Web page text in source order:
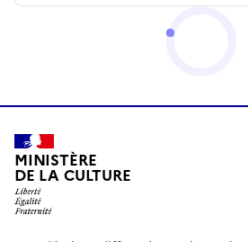
MINISTÈRE
DE LA CULTURE